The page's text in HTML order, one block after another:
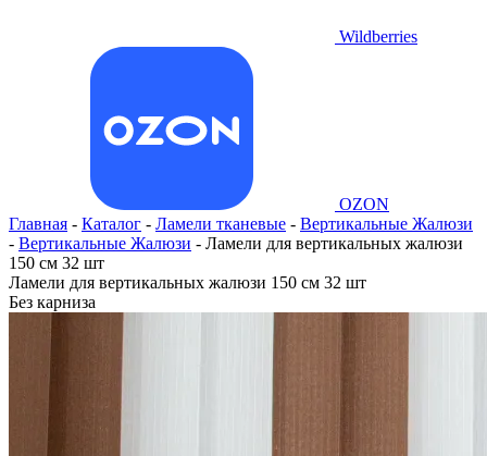
Wildberries
OZON
Главная - Каталог - Ламели тканевые - Вертикальные Жалюзи
- Вертикальные Жалюзи - Ламели для вертикальных жалюзи
150 см 32 шт
Ламели для вертикальных жалюзи 150 см 32 шт
Без карниза